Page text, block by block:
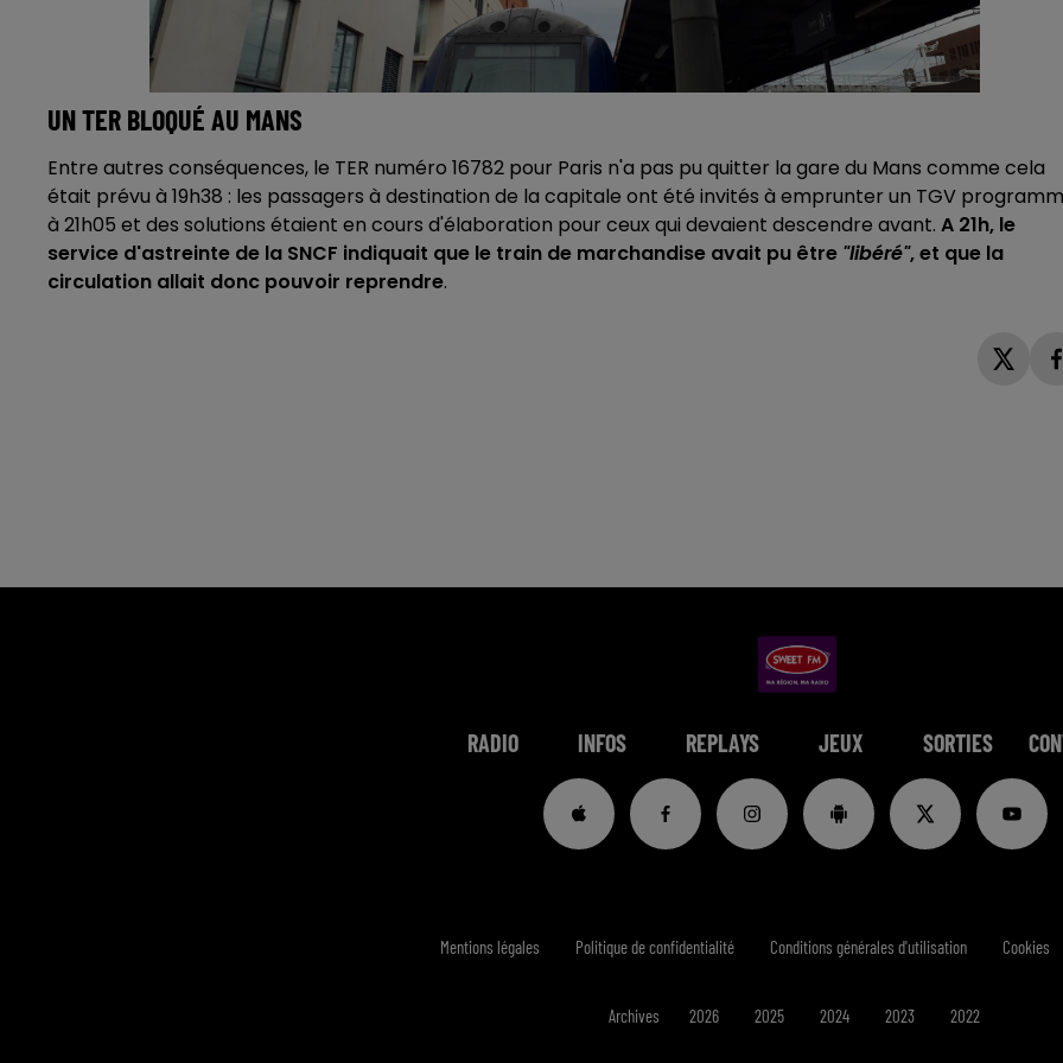
UN TER BLOQUÉ AU MANS
Entre autres conséquences, le TER numéro 16782 pour Paris n'a pas pu quitter la gare du Mans comme cela
était prévu à 19h38 : les passagers à destination de la capitale ont été invités à emprunter un TGV
à 21h05 et des solutions étaient en cours d'élaboration pour ceux qui devaient descendre avant. A 21h, le
service d'astreinte de la SNCF indiquait que le train de marchandise avait pu être "libéré", et que la
circulation allait donc pouvoir reprendre.
RADIO INFOS REPLAYS JEUX SORTIES
Mentions légales Politique de confidentialité Conditions générales d'utilisation Cookies
Archives 2026 2025 2024 2023 2022